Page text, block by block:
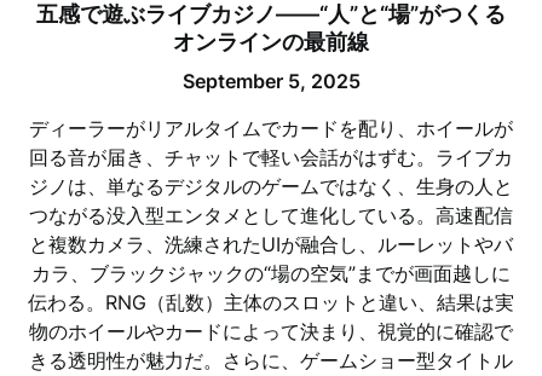
五感で遊ぶライブカジノ——“人”と“場”がつくる
オンラインの最前線
September 5, 2025
ディーラーがリアルタイムでカードを配り、ホイールが
回る音が届き、チャットで軽い会話がはずむ。ライブカ
ジノは、単なるデジタルのゲームではなく、生身の人と
つながる没入型エンタメとして進化している。高速配信
と複数カメラ、洗練されたUIが融合し、ルーレットやバ
カラ、ブラックジャックの“場の空気”までが画面越しに
伝わる。RNG（乱数）主体のスロットと違い、結果は実
物のホイールやカードによって決まり、視覚的に確認で
きる透明性が魅力だ。さらに、ゲームショー型タイトル